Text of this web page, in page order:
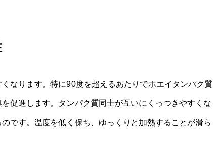
なります。特に90度を超えるあたりでホエイタンパク質
促進します。タンパク質同士が互いにくっつきやすくな
です。温度を低く保ち、ゆっくりと加熱することが滑ら